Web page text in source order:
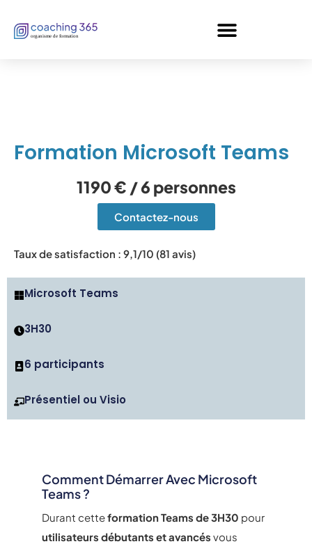
Formation Microsoft Teams
1190 € / 6 personnes
Contactez-nous
Taux de satisfaction : 9,1/10 (81 avis)
Microsoft Teams
3H30
6 participants
Présentiel ou Visio
Comment Démarrer Avec Microsoft
Teams ?
Durant cetteformation Teams de 3H30 pour
utilisateurs débutants et avancés vous